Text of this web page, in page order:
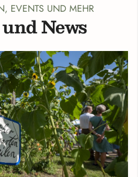
EVENTS UND MEHR
News